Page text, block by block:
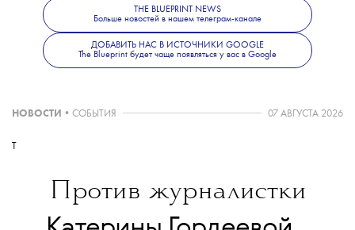
креативного директора мужского Dior в
Андерсона на пост креативного директора
THE BLUEPRINT NEWS
Больше новостей в нашем телеграм-канале
ДОБАВИТЬ НАС В ИСТОЧНИКИ GOOGLE
The Blueprint будет чаще появляться у вас в Google
НОВОСТИ • СОБЫТИЯ 07 АВГУСТА 2026
T
Против журналистки